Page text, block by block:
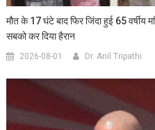
मौत के 17 घंटे बाद फिर जिंदा हुई 65 वर्षीय
सबको कर दिया हैरान
2026-08-01 Dr. Anil Tripathi